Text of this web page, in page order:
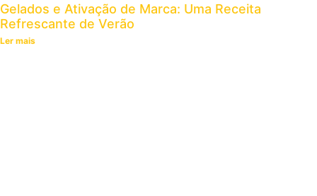
Gelados e Ativação de Marca: Uma Receita
Refrescante de Verão
Ler mais